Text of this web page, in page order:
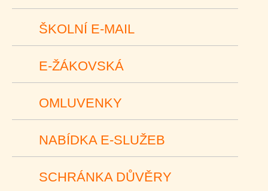
ŠKOLNÍ E-MAIL
E-ŽÁKOVSKÁ
OMLUVENKY
NABÍDKA E-SLUŽEB
SCHRÁNKA DŮVĚRY